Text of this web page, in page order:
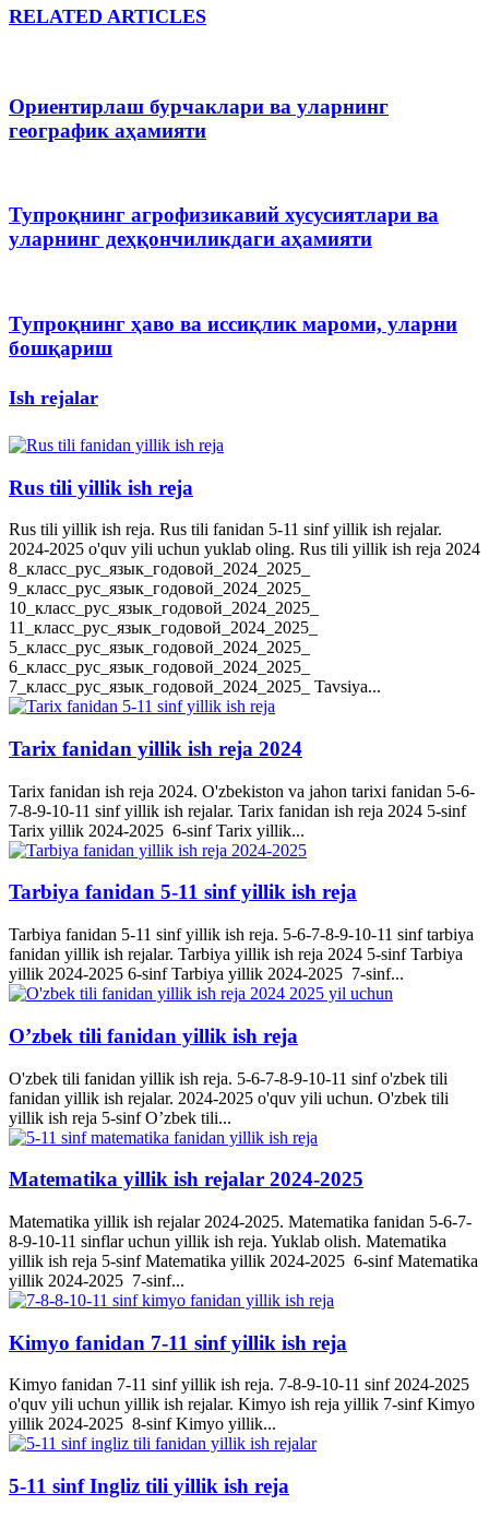
RELATED ARTICLES
Ориентирлаш бурчаклари ва уларнинг
географик аҳамияти
Тупроқнинг агрофизикавий хусусиятлари ва
уларнинг деҳқончиликдаги аҳамияти
Тупроқнинг ҳаво ва иссиқлик мароми, уларни
бошқариш
Ish rejalar
Rus tili yillik ish reja
Rus tili yillik ish reja. Rus tili fanidan 5-11 sinf yillik ish rejalar.
2024-2025 o'quv yili uchun yuklab oling. Rus tili yillik ish reja 2024
8_класс_рус_язык_годовой_2024_2025_
9_класс_рус_язык_годовой_2024_2025_
10_класс_рус_язык_годовой_2024_2025_
11_класс_рус_язык_годовой_2024_2025_
5_класс_рус_язык_годовой_2024_2025_
6_класс_рус_язык_годовой_2024_2025_
7_класс_рус_язык_годовой_2024_2025_ Tavsiya...
Tarix fanidan yillik ish reja 2024
Tarix fanidan ish reja 2024. O'zbekiston va jahon tarixi fanidan 5-6-
7-8-9-10-11 sinf yillik ish rejalar. Tarix fanidan ish reja 2024 5-sinf
Tarix yillik 2024-2025 6-sinf Tarix yillik...
Tarbiya fanidan 5-11 sinf yillik ish reja
Tarbiya fanidan 5-11 sinf yillik ish reja. 5-6-7-8-9-10-11 sinf tarbiya
fanidan yillik ish rejalar. Tarbiya yillik ish reja 2024 5-sinf Tarbiya
yillik 2024-2025 6-sinf Tarbiya yillik 2024-2025 7-sinf...
O’zbek tili fanidan yillik ish reja
O'zbek tili fanidan yillik ish reja. 5-6-7-8-9-10-11 sinf o'zbek tili
fanidan yillik ish rejalar. 2024-2025 o'quv yili uchun. O'zbek tili
yillik ish reja 5-sinf O’zbek tili...
Matematika yillik ish rejalar 2024-2025
Matematika yillik ish rejalar 2024-2025. Matematika fanidan 5-6-7-
8-9-10-11 sinflar uchun yillik ish reja. Yuklab olish. Matematika
yillik ish reja 5-sinf Matematika yillik 2024-2025 6-sinf Matematika
yillik 2024-2025 7-sinf...
Kimyo fanidan 7-11 sinf yillik ish reja
Kimyo fanidan 7-11 sinf yillik ish reja. 7-8-9-10-11 sinf 2024-2025
o'quv yili uchun yillik ish rejalar. Kimyo ish reja yillik 7-sinf Kimyo
yillik 2024-2025 8-sinf Kimyo yillik...
5-11 sinf Ingliz tili yillik ish reja